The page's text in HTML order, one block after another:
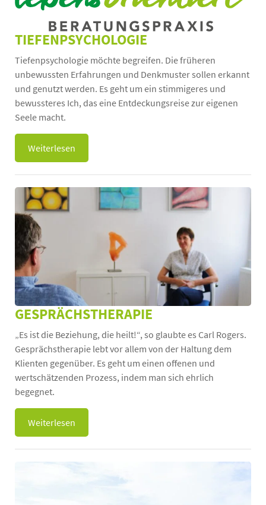
TIEFENPSYCHOLOGIE
Tiefenpsychologie möchte begreifen. Die früheren
unbewussten Erfahrungen und Denkmuster sollen erkannt
und genutzt werden. Es geht um ein stimmigeres und
bewussteres Ich, das eine Entdeckungsreise zur eigenen
Seele macht.
Weiterlesen
GESPRÄCHSTHERAPIE
„Es ist die Beziehung, die heilt!“, so glaubte es Carl Rogers.
Gesprächstherapie lebt vor allem von der Haltung dem
Klienten gegenüber. Es geht um einen offenen und
wertschätzenden Prozess, indem man sich ehrlich
begegnet.
Weiterlesen